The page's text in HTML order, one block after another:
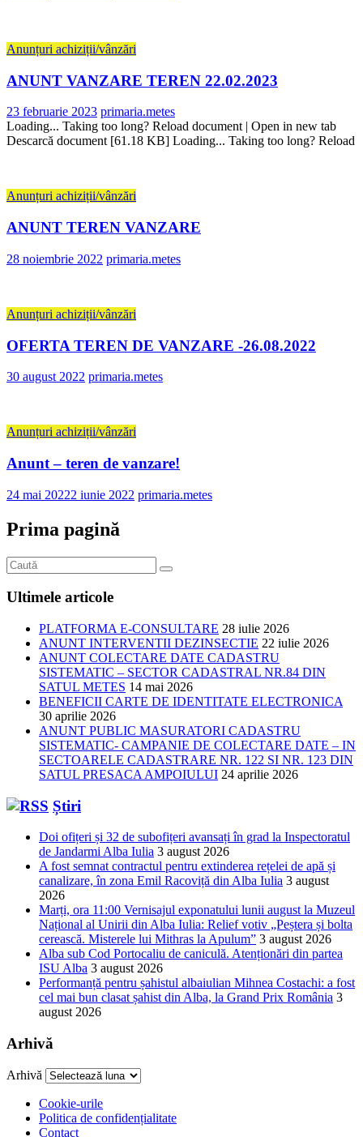
Anunțuri achiziții/vânzări
ANUNT VANZARE TEREN 22.02.2023
23 februarie 2023 primaria.metes
Loading... Taking too long? Reload document | Open in new tab
Descarcă document [61.18 KB] Loading... Taking too long? Reload
Anunțuri achiziții/vânzări
ANUNT TEREN VANZARE
28 noiembrie 2022 primaria.metes
Anunțuri achiziții/vânzări
OFERTA TEREN DE VANZARE -26.08.2022
30 august 2022 primaria.metes
Anunțuri achiziții/vânzări
Anunt – teren de vanzare!
24 mai 20222 iunie 2022 primaria.metes
Prima pagină
Ultimele articole
PLATFORMA E-CONSULTARE 28 iulie 2026
ANUNT INTERVENTII DEZINSECTIE 22 iulie 2026
ANUNT COLECTARE DATE CADASTRU
SISTEMATIC – SECTOR CADASTRAL NR.84 DIN
SATUL METES 14 mai 2026
BENEFICII CARTE DE IDENTITATE ELECTRONICA
30 aprilie 2026
ANUNT PUBLIC MASURATORI CADASTRU
SISTEMATIC- CAMPANIE DE COLECTARE DATE – IN
SECTOARELE CADASTRARE NR. 122 SI NR. 123 DIN
SATUL PRESACA AMPOIULUI 24 aprilie 2026
Știri
Doi ofițeri și 32 de subofițeri avansați în grad la Inspectoratul
de Jandarmi Alba Iulia 3 august 2026
A fost semnat contractul pentru extinderea rețelei de apă și
canalizare, în zona Emil Racoviță din Alba Iulia 3 august
2026
Marți, ora 11:00 Vernisajul exponatului lunii august la Muzeul
Național al Unirii din Alba Iulia: Relief votiv „Peștera și bolta
cerească. Misterele lui Mithras la Apulum” 3 august 2026
Alba sub Cod Portocaliu de caniculă. Atenționări din partea
ISU Alba 3 august 2026
Performanță pentru șahistul albaiulian Mihnea Costachi: a fost
cel mai bun clasat șahist din Alba, la Grand Prix România 3
august 2026
Arhivă
Arhivă
Cookie-urile
Politica de confidențialitate
Contact